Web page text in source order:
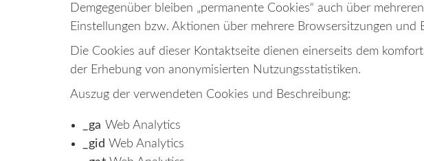
Demgegenüber bleiben „permanente Cookies“ auch über
Einstellungen bzw. Aktionen über mehrere Browsersitzungen und
Die Cookies auf dieser Kontaktseite dienen einerseits dem
der Erhebung von anonymisierten Nutzungsstatistiken.
Auszug der verwendeten Cookies und Beschreibung:
_ga Web Analytics
_gid Web Analytics